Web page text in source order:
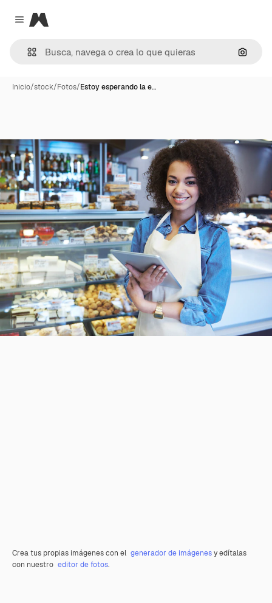
Close menu
Magnific
Inicio/stock/Fotos/Estoy esperando la e…
Crea tus propias imágenes con el generador de imágenesy edítalas
con nuestro editor de fotos.